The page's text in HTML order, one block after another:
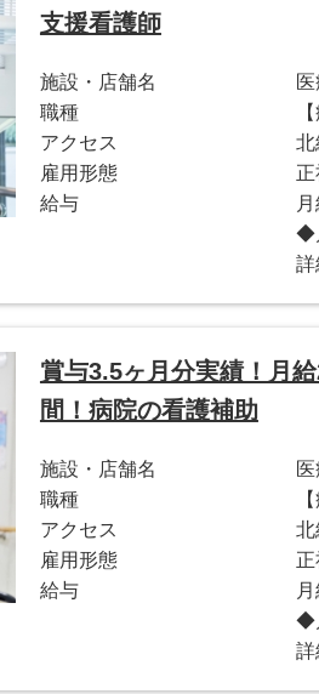
支援看護師
施設・店舗名
職種
アクセス
雇用形態
正
給与
◆
賞与3.5ヶ月分実績！月
間！病院の看護補助
施設・店舗名
職種
アクセス
雇用形態
正
給与
◆